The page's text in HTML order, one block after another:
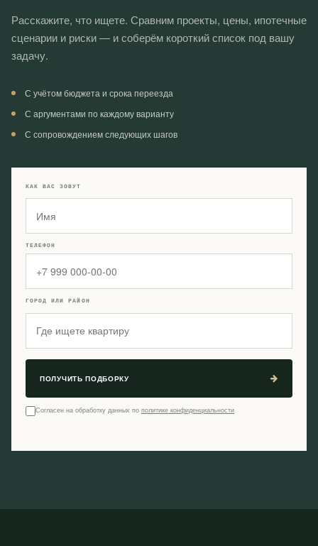
Расскажите, что ищете. Сравним проекты, цены, ипотечные
сценарии и риски — и соберём короткий список под вашу
задачу.
С учётом бюджета и срока переезда
С аргументами по каждому варианту
С сопровождением следующих шагов
КАК ВАС ЗОВУТ
ТЕЛЕФОН
ГОРОД ИЛИ РАЙОН
ПОЛУЧИТЬ ПОДБОРКУ
Согласен на обработку данных по политике конфиденциальности